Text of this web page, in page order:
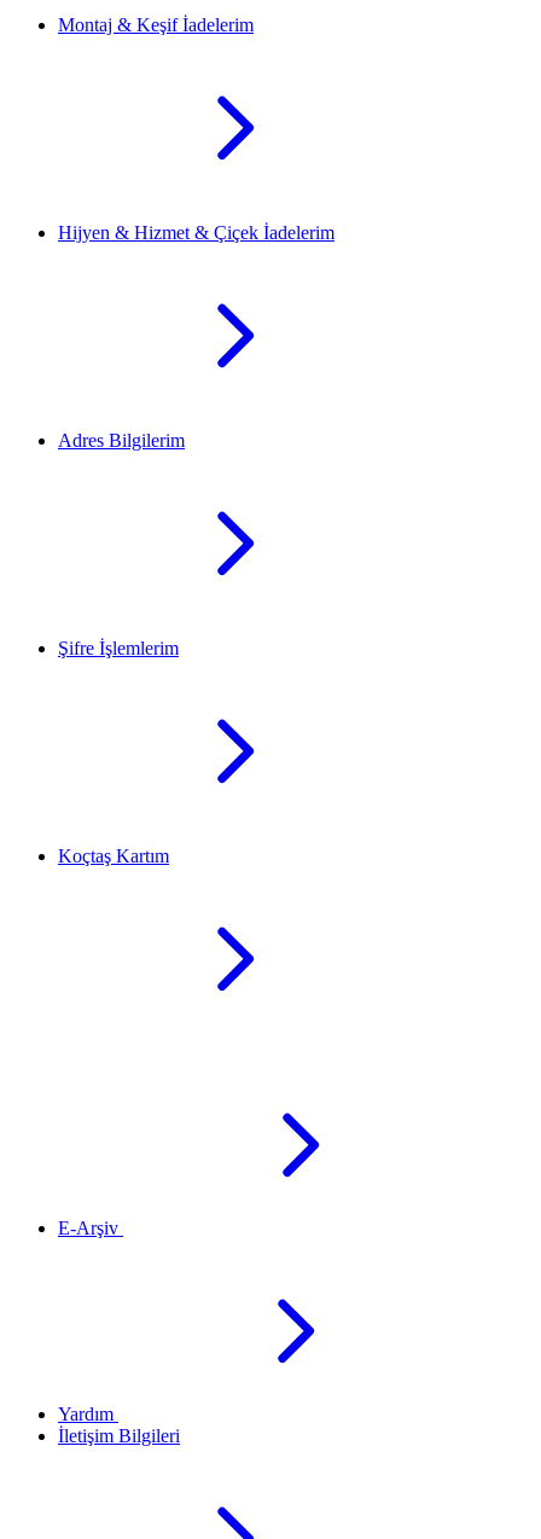
Montaj & Keşif İadelerim
Hijyen & Hizmet & Çiçek İadelerim
Adres Bilgilerim
Şifre İşlemlerim
Koçtaş Kartım
E-Arşiv
Yardım
İletişim Bilgileri